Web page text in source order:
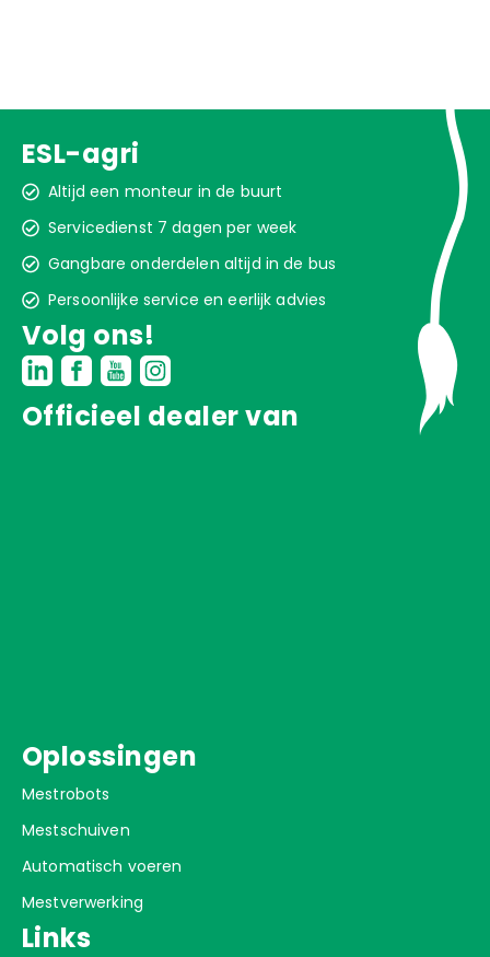
ESL-agri
Altijd een monteur in de buurt
Servicedienst 7 dagen per week
Gangbare onderdelen altijd in de bus
Persoonlijke service en eerlijk advies
Volg ons!
Officieel dealer van
Oplossingen
Mestrobots
Mestschuiven
Automatisch voeren
Mestverwerking
Links